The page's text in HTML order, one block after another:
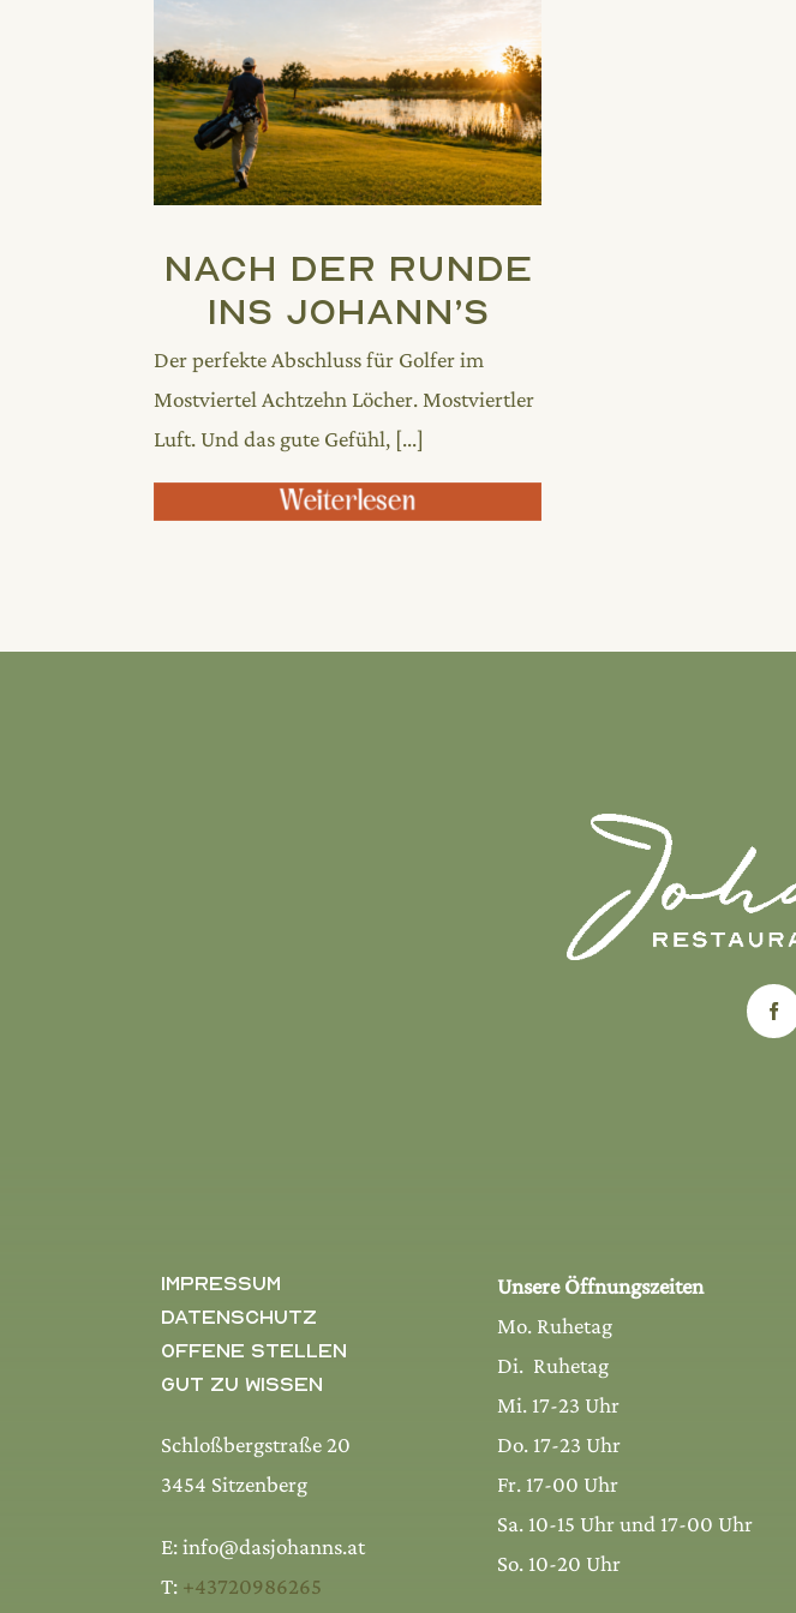
Nach der Runde
ins Johann’s
Der perfekte Abschluss für Golfer im
Mostviertel Achtzehn Löcher. Mostviertler
Luft. Und das gute Gefühl, [...]
Impressum
Datenschutz
Offene Stellen
Gut zu wissen
Schloßbergstraße 20
3454 Sitzenberg
E: info@dasjohanns.at
T: +43720986265
Unsere Öffnungszeiten
Mo. Ruhetag
Di. Ruhetag
Mi. 17-23 Uhr
Do. 17-23 Uhr
Fr. 17-00 Uhr
Sa. 10-15 Uhr und 17-00 Uhr
So. 10-20 Uhr